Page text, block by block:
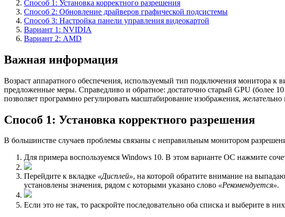
Способ 1: Установка корректного разрешения
Способ 2: Обновление драйверов графической подсистемы
Способ 3: Настройка панели управления видеокартой
Вариант 1: NVIDIA
Вариант 2: AMD
Важная информация
Возраст аппаратного обеспечения, используемый тип подключения монитора
предложенные меры. Справедливо и обратное: достаточно старый GPU (более
позволяет программно регулировать масштабирование изображения,
Способ 1: Установка корректного разрешения
В большинстве случаев проблемы связаны с неправильным монитором
Для примера воспользуемся Windows 10. В этом варианте ОС нажмите
Перейдите к вкладке «Дисплей», на которой обратите внимание на
установлены значения, рядом с которыми указано слово «Рекомендуется».
Если это не так, то раскройте последовательно оба списка и выберите в